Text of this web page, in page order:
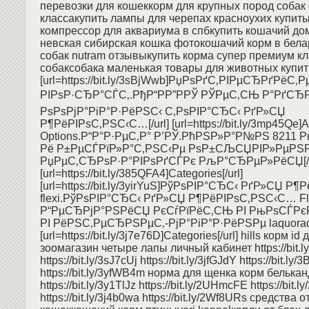
перевозки для кошеккорм для крупных пород
классакупить лампы для черепах красноухих
компрессор для аквариума в спбкупить кошачий
невская сибирская кошка фотокошачий корм в
собак nutram отзывыкупить корма супер премиум
собаксобака маленькая товары для животных
[url=https://bit.ly/
РІРѕР·СЂР°СЃС‚.РђР“РР”РРЎ РЎРµС‚СЊ
РѕРѕРјР°РіР°Р·РёРЅС‹ С‚РѕРІР°СЂС‹ РґР»СЏ
Р¶РёРІРѕС‚РЅС‹С…[/url] [url=https://bit.ly/
Options.Р“Р°Р·РµС‚Р° Р’РЎ.РћРЅР»Р°Р№РЅ 8211
Рё Р±РµСЃРїР»Р°С‚РЅС‹Рµ
РџРµС‚СЂРѕР·Р°РІРѕРґСЃРє
[url=https://bit.ly/385QFA4]Categories[/url]
[url=https://bit.ly/3yirYuS]РўРѕРІР°СЂС‹ РґР»СЏ
flexi.РўРѕРІР°СЂС‹ РґР»СЏ Р¶РёРІРѕС‚РЅС‹С…
Р“РµСЂРјР°РЅРёСЏ РєСѓРїРёС‚СЊ РІ
РІ РёРЅС‚РµСЂРЅРµС‚-РјР°РіР°Р·РёРЅРµ
[url=https://bit.ly/3j7e76D]Categories[/url] hills корм id
зоомагазин четыре лапы личный кабинет https://
https://bit.ly/3sJ7cUj https://bit.ly/3jfGJdY https://bit.ly/
https://bit.ly/3yfWB4m норма для щенка корм
https://bit.ly/3y1TlJz https://bit.ly/2UHmcFE https://
https://bit.ly/3j4b0wa https://bit.ly/2Wf8URs средства